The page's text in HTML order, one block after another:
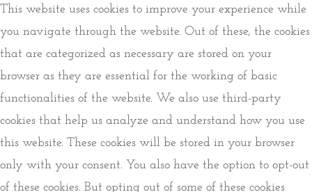
This website uses cookies to improve your experience while
you navigate through the website. Out of these, the cookies
that are categorized as necessary are stored on your
browser as they are essential for the working of basic
functionalities of the website. We also use third-party
cookies that help us analyze and understand how you use
this website. These cookies will be stored in your browser
only with your consent. You also have the option to opt-out
of these cookies. But opting out of some of these cookies